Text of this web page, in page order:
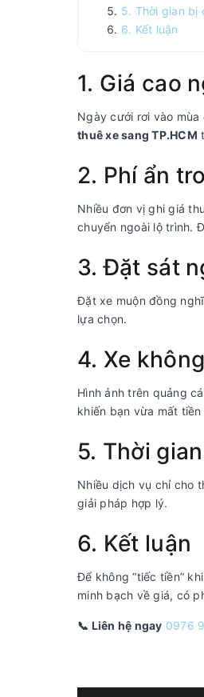
5. Thời gian bị
6. Kết luận
1. Giá cao
Ngày cưới rơi vào
thuê xe sang TP.HCM
2. Phí ẩn
Nhiều đơn vị ghi giá
chuyển ngoài lộ trình.
3. Đặt sát
Đặt xe muộn đồng
lựa chọn.
4. Xe
Hình ảnh trên quảng
khiến bạn vừa mất
5. Thời
Nhiều dịch vụ chỉ cho
giải pháp hợp lý.
6. Kết luận
Để không “tiếc tiền”
minh bạch về giá, có
📞 Liên hệ ngay 0976